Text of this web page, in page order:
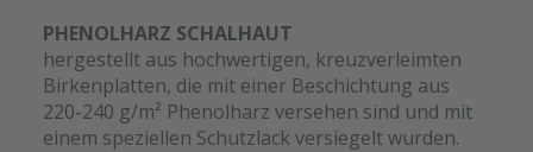
PHENOLHARZ SCHALHAUT
hergestellt aus hochwertigen, kreuzverleimten
Birkenplatten, die mit einer Beschichtung aus
220-240 g/m² Phenolharz versehen sind und mit
einem speziellen Schutzlack versiegelt wurden.